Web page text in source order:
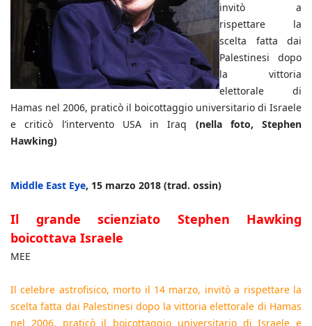
invitò a
rispettare la
scelta fatta dai
Palestinesi dopo
la vittoria
elettorale di
Hamas nel 2006, praticò il boicottaggio universitario di Israele
e criticò l’intervento USA in Iraq (nella foto, Stephen
Hawking)
Middle East Eye, 15 marzo 2018 (trad. ossin)
Il grande scienziato Stephen Hawking
boicottava Israele
MEE
Il celebre astrofisico, morto il 14 marzo, invitò a rispettare la
scelta fatta dai Palestinesi dopo la vittoria elettorale di Hamas
nel 2006, praticò il boicottaggio universitario di Israele e